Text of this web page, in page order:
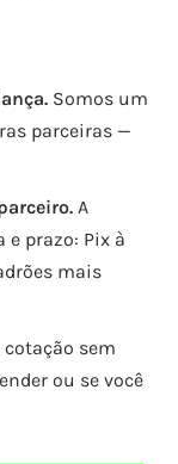
Somos um
parceiras —
A
prazo: Pix à
mais
cotação sem
ou se você